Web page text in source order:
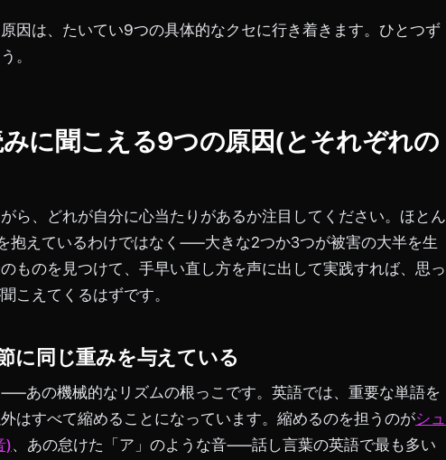
因は、たいてい9つの具体的なクセに行き着きます。ひとつず
。
に聞こえる9つの原因(とそれぞれの
ら、どれが自分に心当たりがあるか注目してください。ほとん
抱えているわけではなく——大きな2つか3つが被害の大半を生
ものを見つけて、手早い直し方を声に出して実践すれば、思っ
こえてくるはずです。
に同じ重みを与えている
あの機械的なリズムの根っこです。英語では、重要な単語を
はすべて縮めることになっています。縮めるのを担うのがシュ
)、あの怠けた「ア」のような音——話し言葉の英語で最も多い